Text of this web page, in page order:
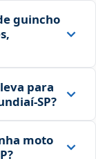
guincho
para
moto